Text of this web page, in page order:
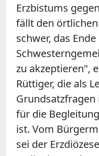
Erzbistums
fällt den
schwer, das
zu akzeptieren",
Rüttiger, die als
für die
ist. Vom
sei der